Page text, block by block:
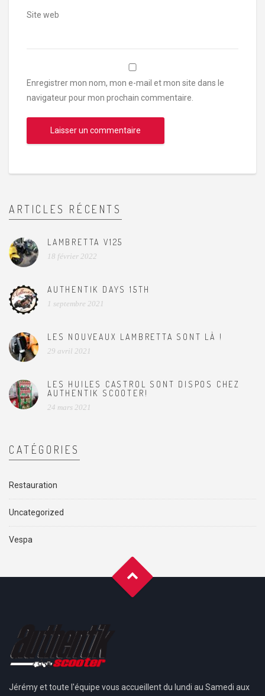
Site web
Enregistrer mon nom, mon e-mail et mon site dans le
navigateur pour mon prochain commentaire.
ARTICLES RÉCENTS
LAMBRETTA V125
18 février 2022
AUTHENTIK DAYS 15TH
1 septembre 2021
LES NOUVEAUX LAMBRETTA SONT LÀ !
29 avril 2021
LES HUILES CASTROL SONT DISPOS CHEZ
AUTHENTIK SCOOTER!
24 mars 2021
CATÉGORIES
Restauration
Uncategorized
Vespa
Jérémy et toute l'équipe vous accueillent du lundi au Samedi aux